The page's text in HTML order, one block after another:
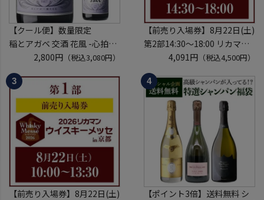
【クール便】数量限定
稲とアガベ 交酒 花風 -心拍-
KYOTO EDITION 720ml こう
しゅ はなかぜ craft sake クラ
フトサケ 秋田県 男鹿市
2,800円（税込3,080円）
【前売り入場券】8月22日(土)
第2部14:30～18:00 リカマン
ウイスキーメッセ in京都
2026 1枚
入場券となるeチケットは【8
月中旬】にメールにて配信予
※代引き決済不可
4,091円 （税込4,500円）
【前売り入場券】8月22日(土)
【ポイント3倍】送料無料 シ